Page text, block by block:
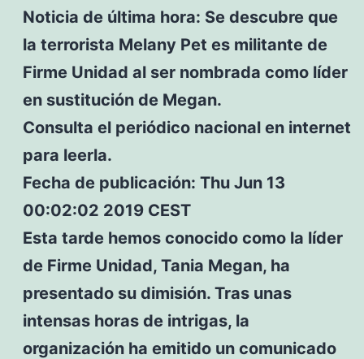
Noticia de última hora: Se descubre que
la terrorista Melany Pet es militante de
Firme Unidad al ser nombrada como líder
en sustitución de Megan.
Consulta el periódico nacional en internet
para leerla.
Fecha de publicación: Thu Jun 13
00:02:02 2019 CEST
Esta tarde hemos conocido como la líder
de Firme Unidad, Tania Megan, ha
presentado su dimisión. Tras unas
intensas horas de intrigas, la
organización ha emitido un comunicado